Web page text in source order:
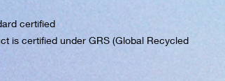
certified
is certified under GRS (Global Recycled